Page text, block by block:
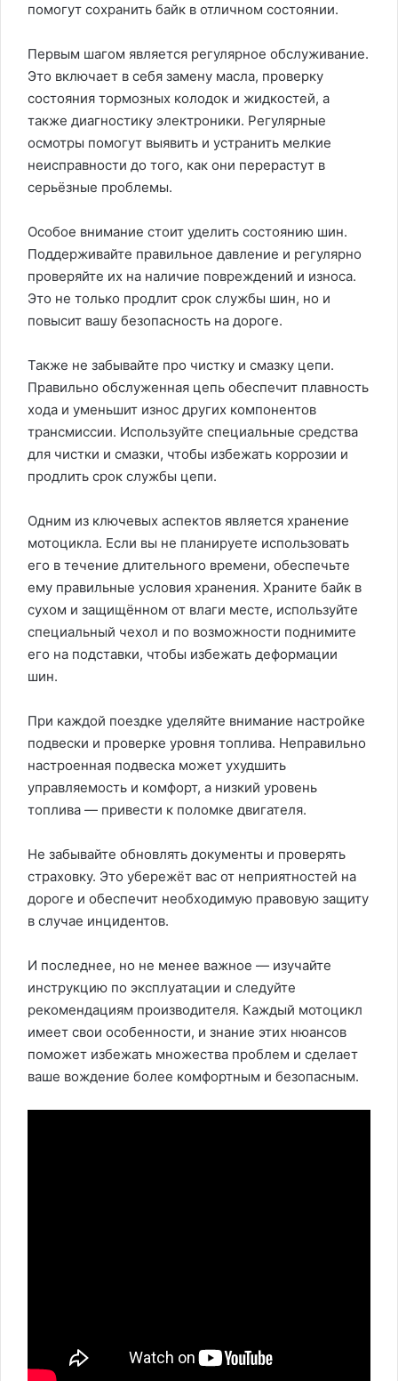
помогут сохранить байк в отличном состоянии.
Первым шагом является регулярное обслуживание.
Это включает в себя замену масла, проверку
состояния тормозных колодок и жидкостей, а
также диагностику электроники. Регулярные
осмотры помогут выявить и устранить мелкие
неисправности до того, как они перерастут в
серьёзные проблемы.
Особое внимание стоит уделить состоянию шин.
Поддерживайте правильное давление и регулярно
проверяйте их на наличие повреждений и износа.
Это не только продлит срок службы шин, но и
повысит вашу безопасность на дороге.
Также не забывайте про чистку и смазку цепи.
Правильно обслуженная цепь обеспечит плавность
хода и уменьшит износ других компонентов
трансмиссии. Используйте специальные средства
для чистки и смазки, чтобы избежать коррозии и
продлить срок службы цепи.
Одним из ключевых аспектов является хранение
мотоцикла. Если вы не планируете использовать
его в течение длительного времени, обеспечьте
ему правильные условия хранения. Храните байк в
сухом и защищённом от влаги месте, используйте
специальный чехол и по возможности поднимите
его на подставки, чтобы избежать деформации
шин.
При каждой поездке уделяйте внимание настройке
подвески и проверке уровня топлива. Неправильно
настроенная подвеска может ухудшить
управляемость и комфорт, а низкий уровень
топлива — привести к поломке двигателя.
Не забывайте обновлять документы и проверять
страховку. Это убережёт вас от неприятностей на
дороге и обеспечит необходимую правовую защиту
в случае инцидентов.
И последнее, но не менее важное — изучайте
инструкцию по эксплуатации и следуйте
рекомендациям производителя. Каждый мотоцикл
имеет свои особенности, и знание этих нюансов
поможет избежать множества проблем и сделает
ваше вождение более комфортным и безопасным.